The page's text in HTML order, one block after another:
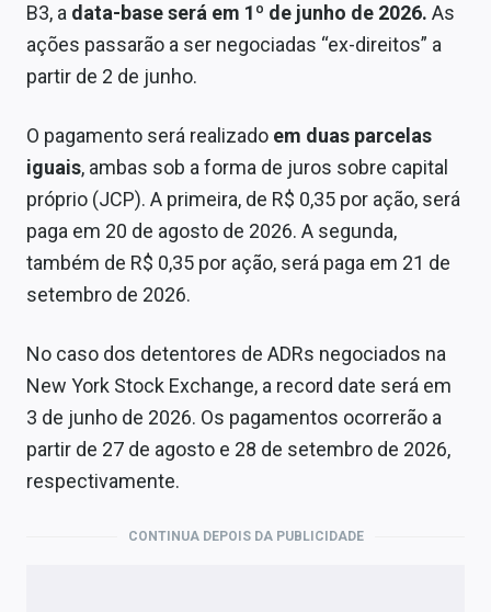
B3, a data-base será em 1º de junho de 2026. As
ações passarão a ser negociadas “ex-direitos” a
partir de 2 de junho.
O pagamento será realizado em duas parcelas
iguais, ambas sob a forma de juros sobre capital
próprio (JCP). A primeira, de R$ 0,35 por ação, será
paga em 20 de agosto de 2026. A segunda,
também de R$ 0,35 por ação, será paga em 21 de
setembro de 2026.
No caso dos detentores de ADRs negociados na
New York Stock Exchange, a record date será em
3 de junho de 2026. Os pagamentos ocorrerão a
partir de 27 de agosto e 28 de setembro de 2026,
respectivamente.
CONTINUA DEPOIS DA PUBLICIDADE